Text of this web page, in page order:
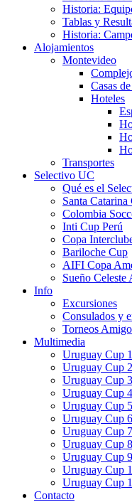
Historia:
Tablas y
Historia:
Alojamientos
Montevideo
Casas
Hoteles
Transportes
Selectivo UC
Qué es el
Santa Catarina
Colombia
Inti Cup Perú
Copa
Bariloche Cup
AIFI Copa
Sueño Celeste
Info
Excursiones
Consulados y
Torneos
Multimedia
Uruguay Cup
Uruguay Cup
Uruguay Cup
Uruguay Cup
Uruguay Cup
Uruguay Cup
Uruguay Cup
Uruguay Cup
Uruguay Cup
Uruguay Cup
Uruguay Cup
Contacto